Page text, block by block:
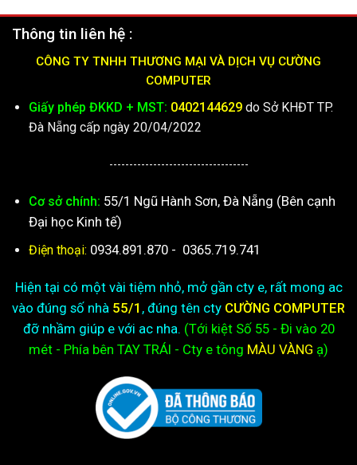
Thông tin liên hệ :
CÔNG TY TNHH THƯƠNG MẠI VÀ DỊCH VỤ CƯỜNG
COMPUTER
Giấy phép ĐKKD + MST: 0402144629do Sở KHĐT TP.
Đà Nẵng cấp ngày 20/04/2022
-----------------------------------
Cơ sở chính: 55/1 Ngũ Hành Sơn, Đà Nẵng (Bên cạnh
Đại học Kinh tế)
Điện thoại: 0934.891.870 - 0365.719.741
Hiện tại có một vài tiệm nhỏ, mở gần cty e, rất mong ac
vào đúng số nhà 55/1 , đúng tên cty CƯỜNG COMPUTER
đỡ nhầm giúp e với ac nha. (Tới kiệtSố 55 - Đi vào 20
mét - Phía bên TAY TRÁI - Cty e tông MÀU VÀNG ạ)